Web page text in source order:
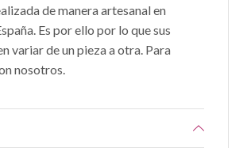
de manera artesanal en
Es por ello por lo que sus
variar de un pieza a otra. Para
nosotros.